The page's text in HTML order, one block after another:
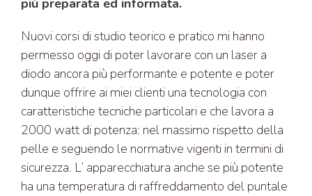
più preparata ed informata.
Nuovi corsi di studio teorico e pratico mi hanno
permesso oggi di poter lavorare con un laser a
diodo ancora più performante e potente e poter
dunque offrire ai miei clienti una tecnologia con
caratteristiche tecniche particolari e che lavora a
2000 watt di potenza: nel massimo rispetto della
pelle e seguendo le normative vigenti in termini di
sicurezza. L’ apparecchiatura anche se più potente
ha una temperatura di raffreddamento del puntale